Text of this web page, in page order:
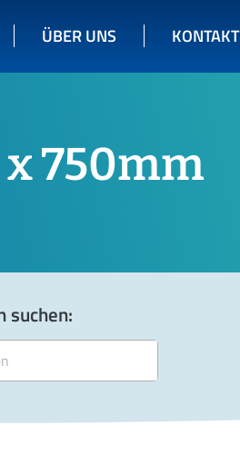
ÜBER UNS KONTAKT
750mm
suchen: